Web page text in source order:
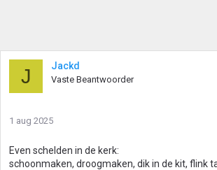
J Jackd
Vaste Beantwoorder
1 aug 2025
Even schelden in de kerk:
schoonmaken, droogmaken, dik in de kit, flink